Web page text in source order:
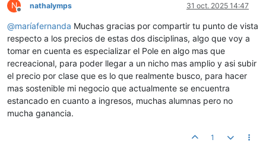
N
Desconectado
nathalymps 31 oct. 2025 14:47
@maríafernanda Muchas gracias por compartir tu punto de vista
respecto a los precios de estas dos disciplinas, algo que voy a
tomar en cuenta es especializar el Pole en algo mas que
recreacional, para poder llegar a un nicho mas amplio y asi subir
el precio por clase que es lo que realmente busco, para hacer
mas sostenible mi negocio que actualmente se encuentra
estancado en cuanto a ingresos, muchas alumnas pero no
mucha ganancia.
1